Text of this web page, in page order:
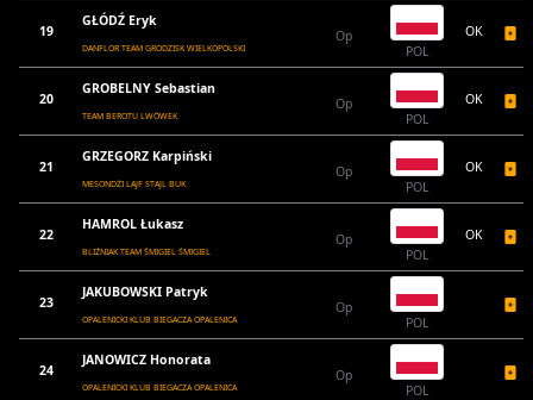
19
GŁÓDŹ Eryk
DANFLOR TEAM GRODZISK WIELKOPOLSKI
Op
POL
OK
20
GROBELNY Sebastian
TEAM BEROTU LWÓWEK
Op
POL
OK
21
GRZEGORZ Karpiński
MESONDŻI LAJF STAJL BUK
Op
POL
OK
22
HAMROL Łukasz
BLIŹNIAK TEAM ŚMIGIEL ŚMIGIEL
Op
POL
OK
23
JAKUBOWSKI Patryk
OPALENICKI KLUB BIEGACZA OPALENICA
Op
POL
24
JANOWICZ Honorata
OPALENICKI KLUB BIEGACZA OPALENICA
Op
POL